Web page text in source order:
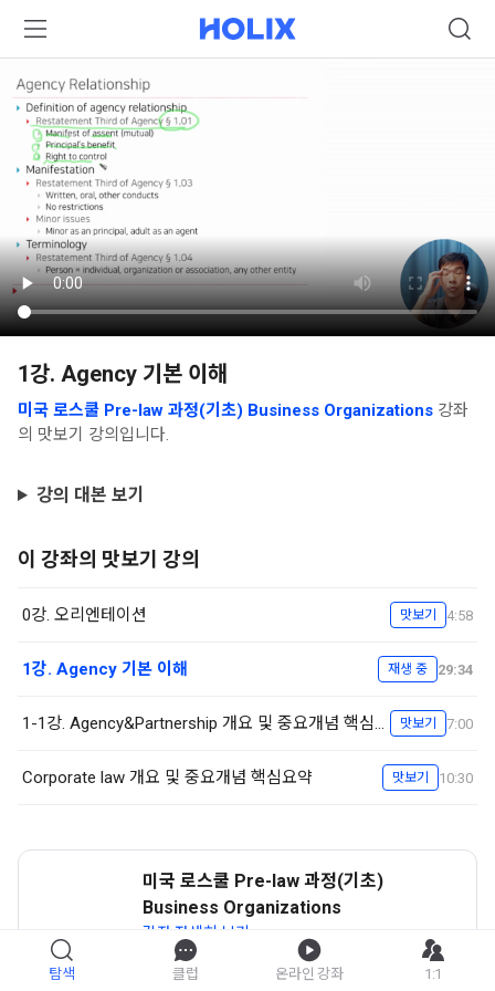
1강. Agency 기본 이해
미국 로스쿨 Pre-law 과정(기초) Business Organizations 강좌
의 맛보기 강의입니다.
강의 대본 보기
이 강좌의 맛보기 강의
0강. 오리엔테이션 맛보기 4:58
1강. Agency 기본 이해 재생 중 29:34
1-1강. Agency&Partnership 개요 및 중요개념 핵심요약 맛보기 7:00
Corporate law 개요 및 중요개념 핵심요약 맛보기 10:30
미국 로스쿨 Pre-law 과정(기초)
Business Organizations
강좌 자세히 보기
탐색 클럽 온라인 강좌 1:1